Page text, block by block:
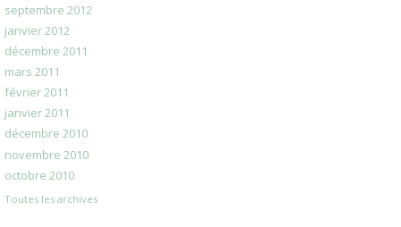
septembre 2012
janvier 2012
décembre 2011
mars 2011
février 2011
janvier 2011
décembre 2010
novembre 2010
octobre 2010
Toutes les archives